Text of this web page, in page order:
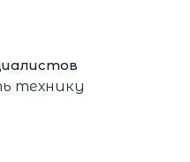
технику